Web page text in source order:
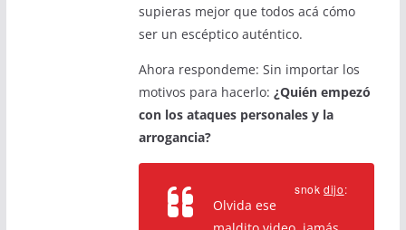
supieras mejor que todos acá cómo
ser un escéptico auténtico.
Ahora respondeme: Sin importar los
motivos para hacerlo: ¿Quién empezó
con los ataques personales y la
arrogancia?
snokdijo:
Olvida ese